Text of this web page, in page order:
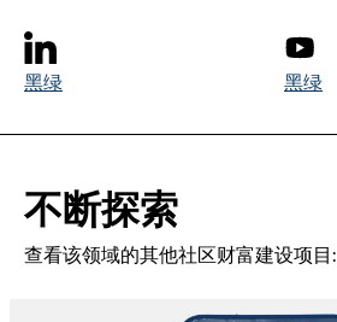
黑绿 黑绿
不断探索
查看该领域的其他社区财富建设项目: